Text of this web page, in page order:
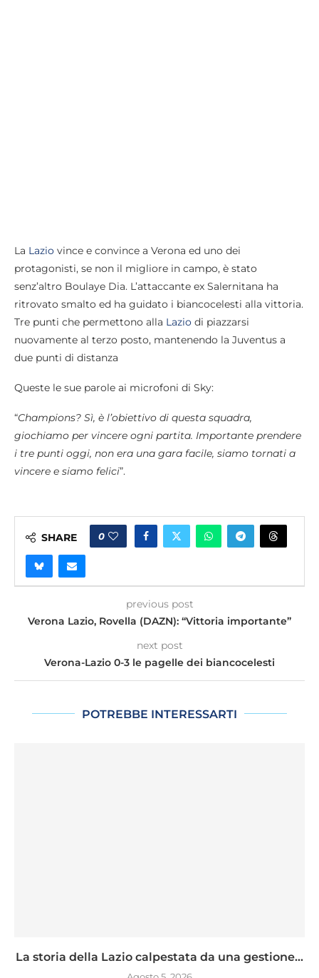
La Lazio vince e convince a Verona ed uno dei
protagonisti, se non il migliore in campo, è stato
senz’altro Boulaye Dia. L’attaccante ex Salernitana ha
ritrovato smalto ed ha guidato i biancocelesti alla vittoria.
Tre punti che permettono alla Lazio di piazzarsi
nuovamente al terzo posto, mantenendo la Juventus a
due punti di distanza
Queste le sue parole ai microfoni di Sky:
“Champions? Sì, è l’obiettivo di questa squadra,
giochiamo per vincere ogni partita. Importante prendere
i tre punti oggi, non era una gara facile, siamo tornati a
vincere e siamo felici”.
SHARE 0
previous post
Verona Lazio, Rovella (DAZN): “Vittoria importante”
next post
Verona-Lazio 0-3 le pagelle dei biancocelesti
POTREBBE INTERESSARTI
La storia della Lazio calpestata da una gestione...